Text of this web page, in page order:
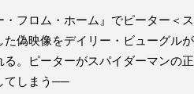
・フロム・ホーム』でピーター＜
た偽映像をデイリー・ビューグル
る。ピーターがスパイダーマンの
てしまう──